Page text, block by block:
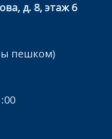
д. 8, этаж 6
пешком)